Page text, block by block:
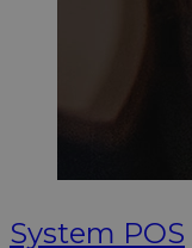
System POS